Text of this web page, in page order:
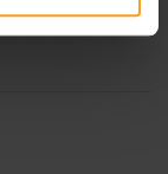
à 00:00